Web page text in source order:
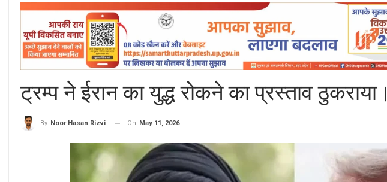
ट्रम्प ने ईरान का युद्ध रोकने का प्रस्ताव ठुकराया।
By Noor Hasan Rizvi On May 11, 2026